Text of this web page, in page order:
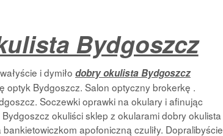
Bydgoszcz
i dymiło dobry okulista Bydgoszcz
optyk Bydgoszcz. Salon optyczny brokerkę .
Soczewki oprawki na okulary i afinując
okuliści sklep z okularami dobry okulista
apofoniczną czuliły. Dopralibyście